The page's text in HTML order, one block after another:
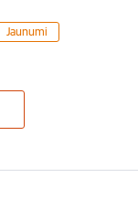
Jaunumi